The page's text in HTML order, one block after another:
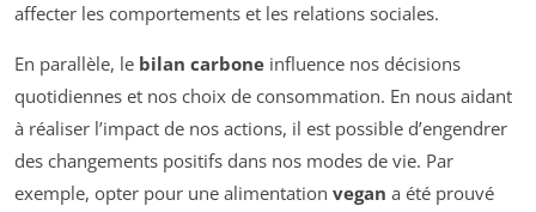
affecter les comportements et les relations sociales.
En parallèle, le bilan carbone influence nos décisions
quotidiennes et nos choix de consommation. En nous aidant
à réaliser l’impact de nos actions, il est possible d’engendrer
des changements positifs dans nos modes de vie. Par
exemple, opter pour une alimentation vegan a été prouvé